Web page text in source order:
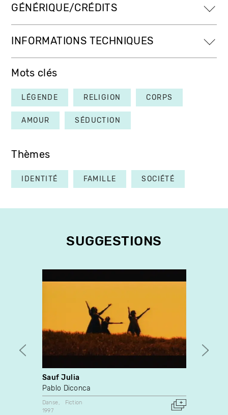
GÉNÉRIQUE/CRÉDITS
INFORMATIONS TECHNIQUES
Mots clés
LÉGENDE RELIGION CORPS
AMOUR SÉDUCTION
Thèmes
IDENTITÉ FAMILLE SOCIÉTÉ
SUGGESTIONS
Sauf Julia
Pablo Diconca
Danse
Fiction
1997